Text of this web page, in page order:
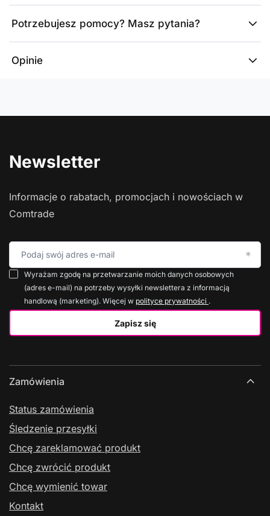
Potrzebujesz pomocy? Masz pytania?
Opinie
Newsletter
Informacje o rabatach, promocjach i nowościach w
Comtrade
Podaj swój adres e-mail
Zapisz się
Wyrażam zgodę na przetwarzanie moich danych osobowych
(adres e-mail) na potrzeby wysyłki newslettera z informacją
handlową (marketing). Więcej w polityce prywatności .
Zamówienia
Status zamówienia
Śledzenie przesyłki
Chcę zareklamować produkt
Chcę zwrócić produkt
Chcę wymienić towar
Kontakt